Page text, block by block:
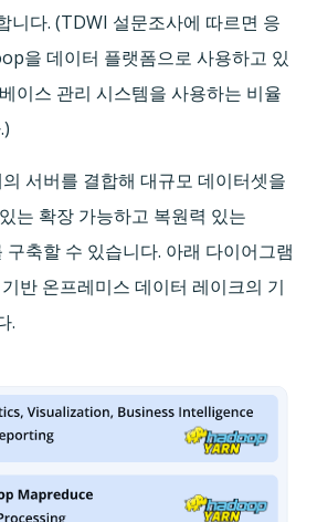
니다. (TDWI 설문조사에 따르면 응
을 데이터 플랫폼으로 사용하고 있
이스 관리 시스템을 사용하는 비율
서버를 결합해 대규모 데이터셋을
는 확장 가능하고 복원력 있는
축할 수 있습니다. 아래 다이어그램
반 온프레미스 데이터 레이크의 기
.